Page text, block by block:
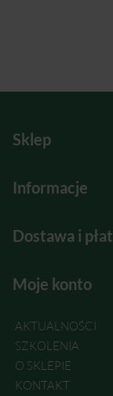
Sklep
Informacje
Dostawa i
Moje konto
AKTUALNOŚCI
SZKOLENIA
O SKLEPIE
KONTAKT